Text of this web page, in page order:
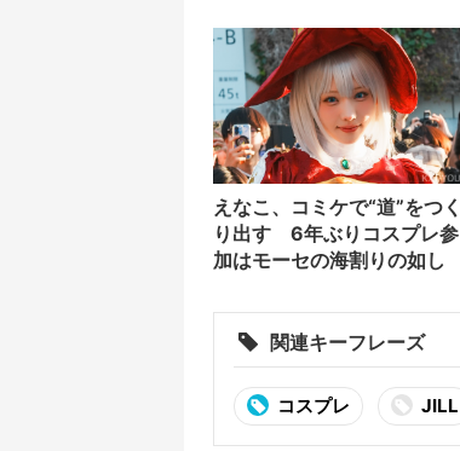
えなこ、コミケで“道”をつく
り出す 6年ぶりコスプレ参
加はモーセの海割りの如し
関連キーフレーズ
コスプレ JILL